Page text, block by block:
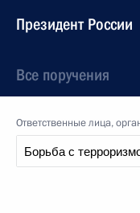
Президент России
Все поручения
Ответственные лица,